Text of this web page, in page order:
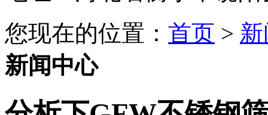
您现在的位置： 首页 >
新闻中心